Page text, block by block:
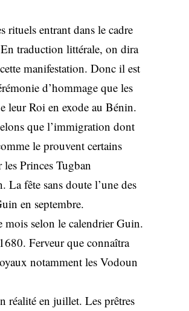
rituels entrant dans le cadre
traduction littérale, on dira
manifestation. Donc il est
d’hommage que les
leur Roi en exode au Bénin.
que l’immigration dont
le prouvent certains
Princes Tugban
fête sans doute l’une des
en septembre.
selon le calendrier Guin.
Ferveur que connaîtra
notamment les Vodoun
réalité en juillet. Les prêtres